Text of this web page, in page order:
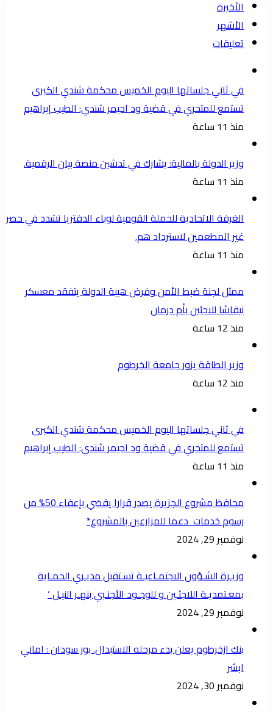
الأخيرة
الأشهر
تعليقات
في ثاني جلساتها اليوم الخميس محكمة شندي الكبرى
تستمع للمتحري في قضية ود احيمر شندي: الطيب إبراهيم
منذ 11 ساعة
وزير الدولة بالمالية: يشارك في تدشين منصة بيان الرقمية.
منذ 11 ساعة
الغرفة الاتحادية للحملة القومية لوباء الدفتريا تشدد في حصر
غير المطعمين لاسترداد هم.
منذ 11 ساعة
ممثل لجنة ضبط الأمن وفرض هيبة الدولة يتفقد معسكر
نيفاشا للاجئين بأم درمان
منذ 12 ساعة
وزير الطاقة يزور جامعة الخرطوم
منذ 12 ساعة
في ثاني جلساتها اليوم الخميس محكمة شندي الكبرى
تستمع للمتحري في قضية ود احيمر شندي: الطيب إبراهيم
منذ 11 ساعة
محافظ مشروع الجزيرة يصدر قرارا يقضي بإعفاء 50% من
رسوم خدمات دعما للمزارعين بالمشروع*
نوفمبر 29, 2024
وزيـرة الشـؤون الاجتمـاعيـة تسـتقبل مديـري الحمـاية
بمعـتمديـة اللاجئـين و للوجـود الأجنـبي بنهـر النيـل ‘
نوفمبر 29, 2024
بنك ازخرطوم يعلن بدء مرحله الاستبدال. بور سودان : اماني
ابشر
نوفمبر 30, 2024